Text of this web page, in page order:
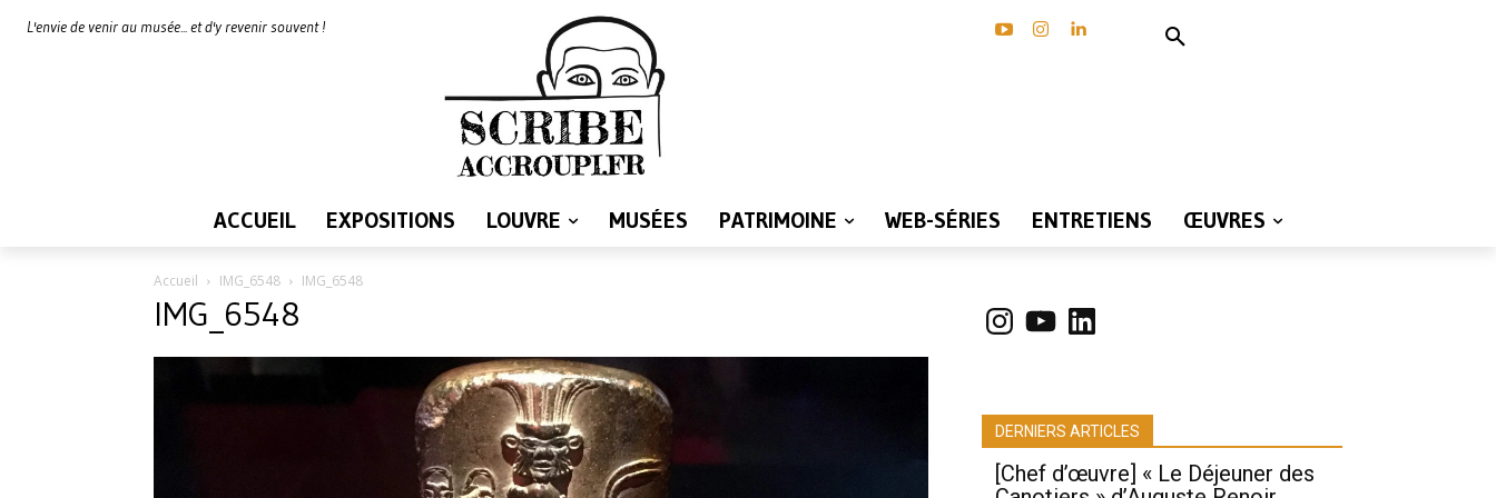
L'envie de venir au musée... et d'y revenir souvent !
ACCUEIL EXPOSITIONS LOUVRE MUSÉES PATRIMOINE WEB-SÉRIES ENTRETIENS ŒUVRES
Accueil IMG_6548 IMG_6548
IMG_6548 Instagram
YouTubeLinkedIn
DERNIERS ARTICLES
[Chef d’œuvre] « Le Déjeuner des